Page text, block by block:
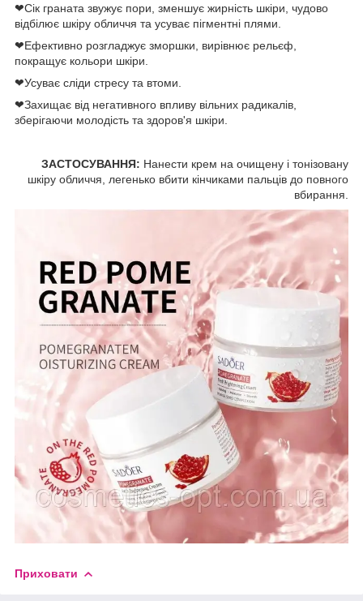
❤Сік граната звужує пори, зменшує жирність шкіри, чудово
відбілює шкіру обличчя та усуває пігментні плями.
❤Ефективно розгладжує зморшки, вирівнює рельєф,
покращує кольори шкіри.
❤Усуває сліди стресу та втоми.
❤Захищає від негативного впливу вільних радикалів,
зберігаючи молодість та здоров'я шкіри.
ЗАСТОСУВАННЯ: Нанести крем на очищену і тонізовану
шкіру обличчя, легенько вбити кінчиками пальців до повного
вбирання.
Приховати